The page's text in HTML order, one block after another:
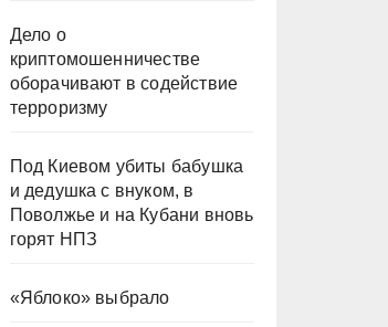
Дело о
криптомошенничестве
оборачивают в содействие
терроризму
Под Киевом убиты бабушка
и дедушка с внуком, в
Поволжье и на Кубани вновь
горят НПЗ
«Яблоко» выбрало